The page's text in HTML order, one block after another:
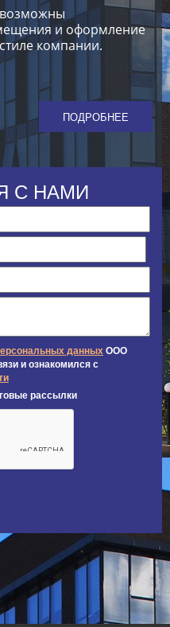
и оформление
компании.
ПОДРОБНЕЕ
С НАМИ
данных ООО
и ознакомился с
рассылки